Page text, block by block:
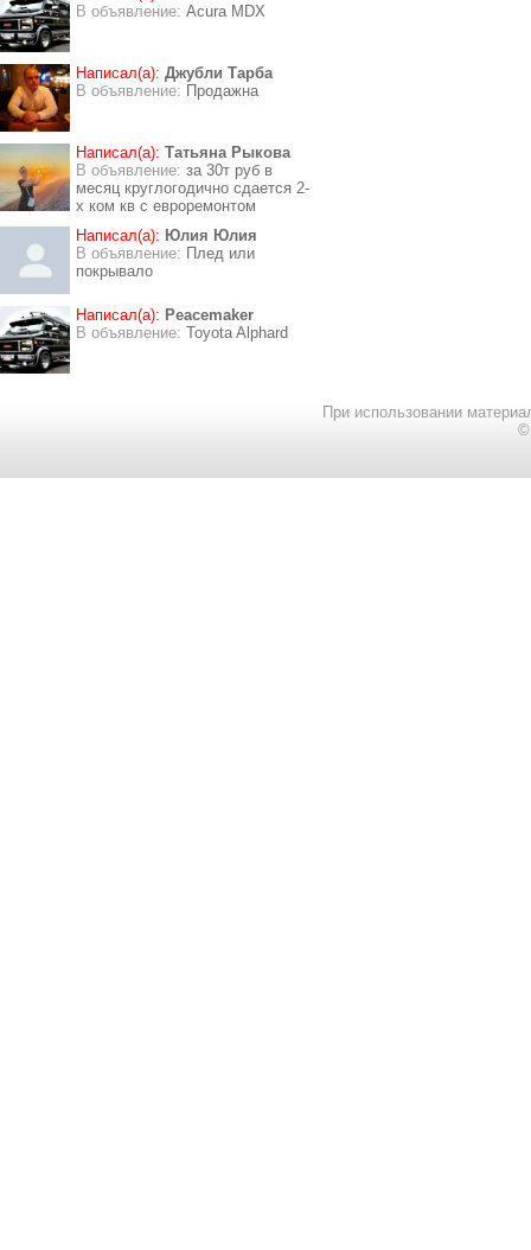
В объявление: Acura MDX
Написал(а): Джубли Тарба
В объявление: Продажна
Написал(а): Татьяна Рыкова
В объявление: за 30т руб в
месяц круглогодично сдается 2-
х ком кв с евроремонтом
Написал(а): Юлия Юлия
В объявление: Плед или
покрывало
Написал(а): Peacemaker
В объявление: Toyota Alphard
При использовании